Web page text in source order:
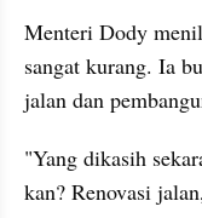
Menteri Dody
sangat kurang. Ia
jalan dan
"Yang dikasih
kan? Renovasi